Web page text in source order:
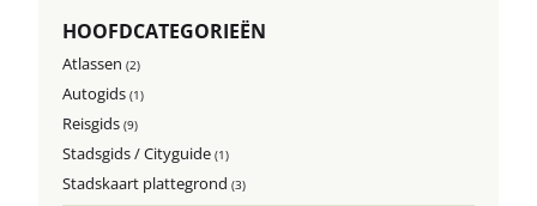
HOOFDCATEGORIEËN
Atlassen(2)
Autogids(1)
Reisgids(9)
Stadsgids / Cityguide(1)
Stadskaart plattegrond(3)